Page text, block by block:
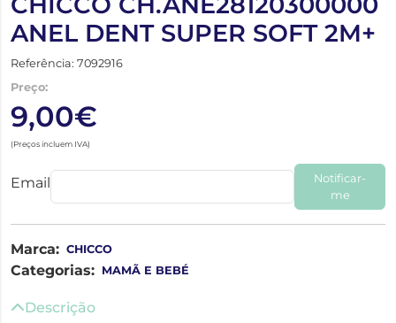
ANEL DENT SUPER SOFT 2M+
Referência: 7092916
Preço:
9,00€
(Preços incluem IVA)
Email
Notificar-
me
Marca: CHICCO
Categorias: MAMÃ E BEBÉ
Descrição